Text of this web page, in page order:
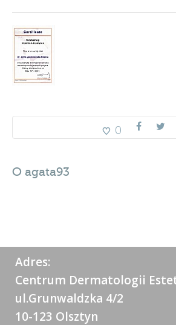
0
O agata93
Adres:
Centrum Dermatologii
ul.Grunwaldzka 4/2
10-123 Olsztyn